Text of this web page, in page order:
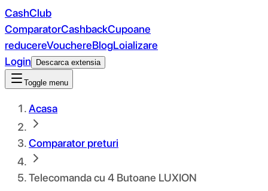
CashClub
ComparatorCashbackCupoane
reducereVouchereBlogLoializare
Login
Descarca extensia
Toggle menu
Acasa
Comparator preturi
Telecomanda cu 4 Butoane LUXION